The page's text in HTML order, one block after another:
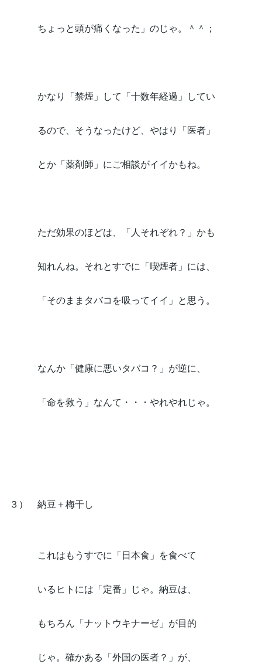
ちょっと頭が痛くなった」のじゃ。＾＾；
かなり「禁煙」して「十数年経過」してい
るので、そうなったけど、やはり「医者」
とか「薬剤師」にご相談がイイかもね。
ただ効果のほどは、「人それぞれ？」かも
知れんね。それとすでに「喫煙者」には、
「そのままタバコを吸ってイイ」と思う。
なんか「健康に悪いタバコ？」が逆に、
「命を救う」なんて・・・やれやれじゃ。
３） 納豆＋梅干し
これはもうすでに「日本食」を食べて
いるヒトには「定番」じゃ。納豆は、
もちろん「ナットウキナーゼ」が目的
じゃ。確かある「外国の医者？」が、